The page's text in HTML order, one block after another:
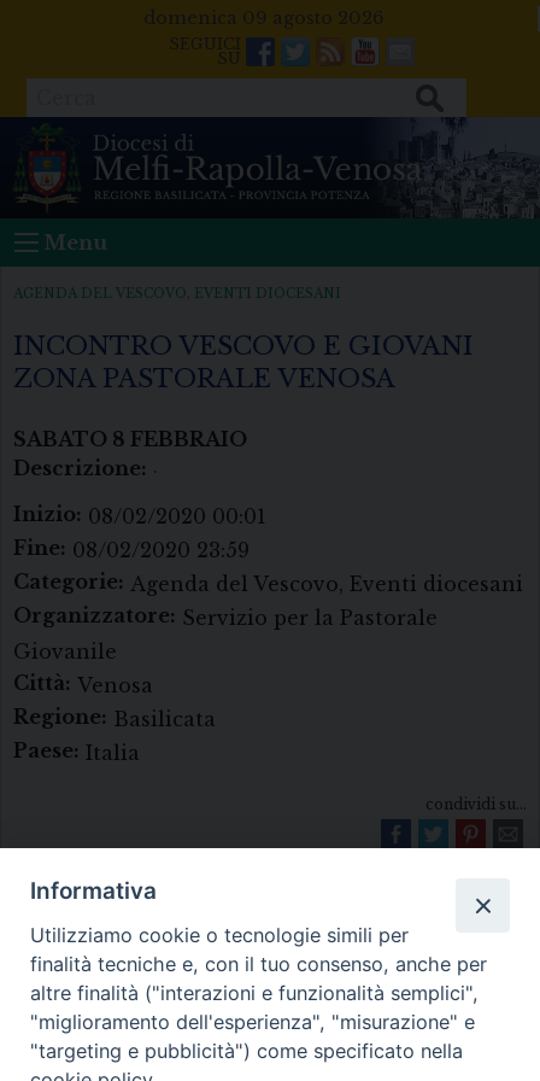
domenica 09 agosto 2026
Facebook
Twitter
FeedsYoutube
Mail
Menu
AGENDA DEL VESCOVO EVENTI DIOCESANI
INCONTRO VESCOVO E GIOVANI
ZONA PASTORALE VENOSA
SABATO 8 FEBBRAIO
Descrizione: .
Inizio: 08/02/2020 00:01
Fine: 08/02/2020 23:59
Categorie: Agenda del Vescovo, Eventi diocesani
Organizzatore: Servizio per la Pastorale
Giovanile
Città: Venosa
Regione: Basilicata
Paese: Italia
condividi su...
Diocesi di Melfi Rapolla Venosa
Informativa
Utilizziamo cookie o tecnologie simili per
finalità tecniche e, con il tuo consenso, anche per
altre finalità ("interazioni e funzionalità semplici",
"miglioramento dell'esperienza", "misurazione" e
"targeting e pubblicità") come specificato nella